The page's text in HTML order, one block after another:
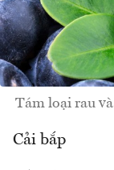
Tám loại rau
Cải bắp